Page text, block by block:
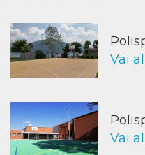
Vai
Vai